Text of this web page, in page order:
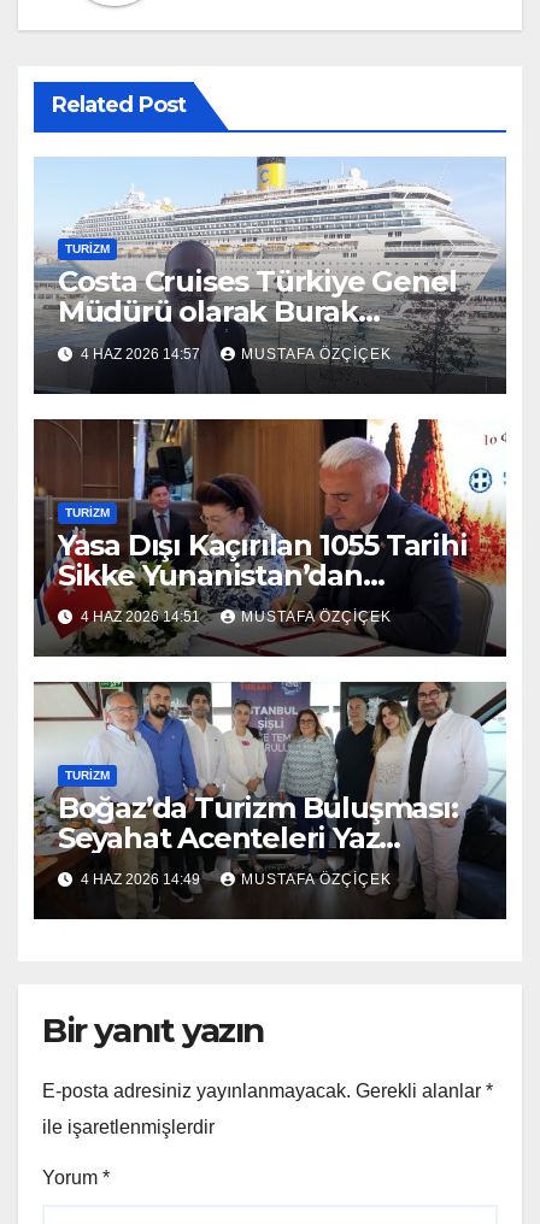
Related Post
TURİZM
Costa Cruises Türkiye Genel
Müdürü olarak Burak
Çalışkan atandı.
4 HAZ 2026 14:57 MUSTAFA ÖZÇIÇEK
TURİZM
Yasa Dışı Kaçırılan 1055 Tarihi
Sikke Yunanistan’dan
Türkiye’ye Döndü
4 HAZ 2026 14:51 MUSTAFA ÖZÇIÇEK
TURİZM
Boğaz’da Turizm Buluşması:
Seyahat Acenteleri Yaz
Sezonuna Moralli Başladı
4 HAZ 2026 14:49 MUSTAFA ÖZÇIÇEK
Bir yanıt yazın
E-posta adresiniz yayınlanmayacak. Gerekli alanlar *
ile işaretlenmişlerdir
Yorum *